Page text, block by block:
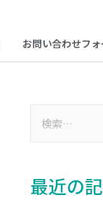
お問い合わせフ
最近の